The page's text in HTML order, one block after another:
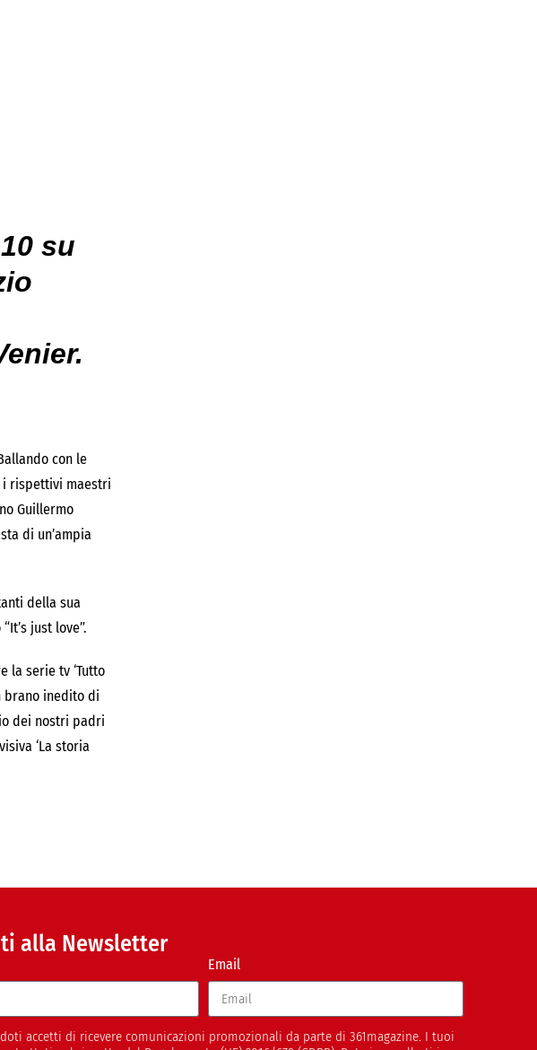
su
con le
i rispettivi maestri
Guillermo
di un’ampia
della sua
just love”.
la serie tv ‘Tutto
brano inedito di
dei nostri padri
‘La storia
alla Newsletter
Email
accetti di ricevere comunicazioni promozionali da parte di 361magazine. I tuoi